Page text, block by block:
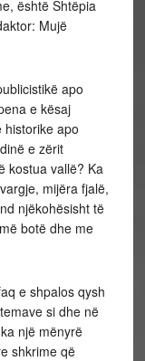
është Shtëpia
Mujë
apo
e kësaj
historike apo
e zërit
kostua vallë? Ka
mijëra fjalë,
njëkohësisht të
botë dhe me
e shpalos qysh
si dhe në
një mënyrë
shkrime që